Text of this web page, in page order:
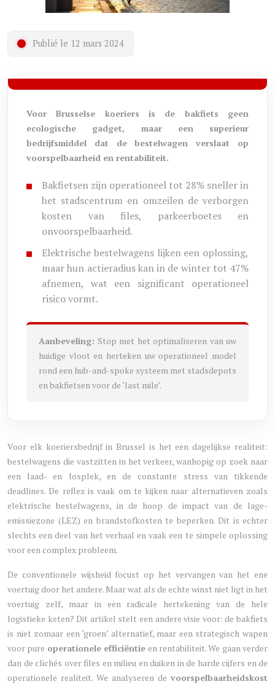
Publié le 12 mars 2024
Voor Brusselse koeriers is de bakfiets geen
ecologische gadget, maar een superieur
bedrijfsmiddel dat de bestelwagen verslaat op
voorspelbaarheid en rentabiliteit.
Bakfietsen zijn operationeel tot 28% sneller in
het stadscentrum en omzeilen de verborgen
kosten van files, parkeerboetes en
onvoorspelbaarheid.
Elektrische bestelwagens lijken een oplossing,
maar hun actieradius kan in de winter tot 47%
afnemen, wat een significant operationeel
risico vormt.
Aanbeveling: Stop met het optimaliseren van uw
huidige vloot en herteken uw operationeel model
rond een hub-and-spoke systeem met stadsdepots
en bakfietsen voor de ‘last mile’.
Voor elk koeriersbedrijf in Brussel is het een dagelijkse realiteit:
bestelwagens die vastzitten in het verkeer, wanhopig op zoek naar
een laad- en losplek, en de constante stress van tikkende
deadlines. De reflex is vaak om te kijken naar alternatieven zoals
elektrische bestelwagens, in de hoop de impact van de lage-
emissiezone (LEZ) en brandstofkosten te beperken. Dit is echter
slechts een deel van het verhaal en vaak een te simpele oplossing
voor een complex probleem.
De conventionele wijsheid focust op het vervangen van het ene
voertuig door het andere. Maar wat als de echte winst niet ligt in het
voertuig zelf, maar in een radicale hertekening van de hele
logistieke keten? Dit artikel stelt een andere visie voor: de bakfiets
is niet zomaar een ‘groen’ alternatief, maar een strategisch wapen
voor pure operationele efficiëntie en rentabiliteit. We gaan verder
dan de clichés over files en milieu en duiken in de harde cijfers en de
operationele realiteit. We analyseren de voorspelbaarheidskost